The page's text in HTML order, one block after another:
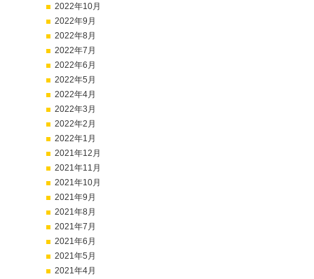
2022年10月
2022年9月
2022年8月
2022年7月
2022年6月
2022年5月
2022年4月
2022年3月
2022年2月
2022年1月
2021年12月
2021年11月
2021年10月
2021年9月
2021年8月
2021年7月
2021年6月
2021年5月
2021年4月